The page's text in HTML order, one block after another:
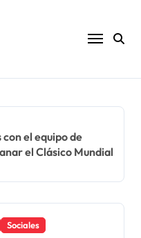
con el equipo de
el Clásico Mundial
Sociales